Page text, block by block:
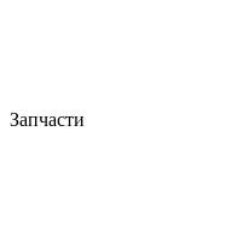
Запчасти